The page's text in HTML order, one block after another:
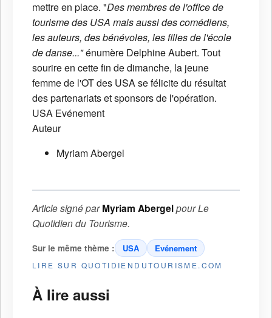
mettre en place. "Des membres de l'office de
tourisme des USA mais aussi des comédiens,
les auteurs, des bénévoles, les filles de l'école
de danse..."énumère Delphine Aubert. Tout
sourire en cette fin de dimanche, la jeune
femme de l'OT des USA se félicite du résultat
des partenariats et sponsors de l'opération.
USA Evénement
Auteur
Myriam Abergel
Article signé parMyriam AbergelpourLe
Quotidien du Tourisme.
Sur le même thème : USA Evénement
LIRE SUR QUOTIDIENDUTOURISME.COM
À lire aussi